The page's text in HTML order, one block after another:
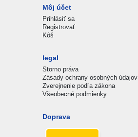
Môj účet
Prihlásiť sa
Registrovať
Kôš
legal
Storno práva
Zásady ochrany osobných údajov
Zverejnenie podľa zákona
Všeobecné podmienky
Doprava